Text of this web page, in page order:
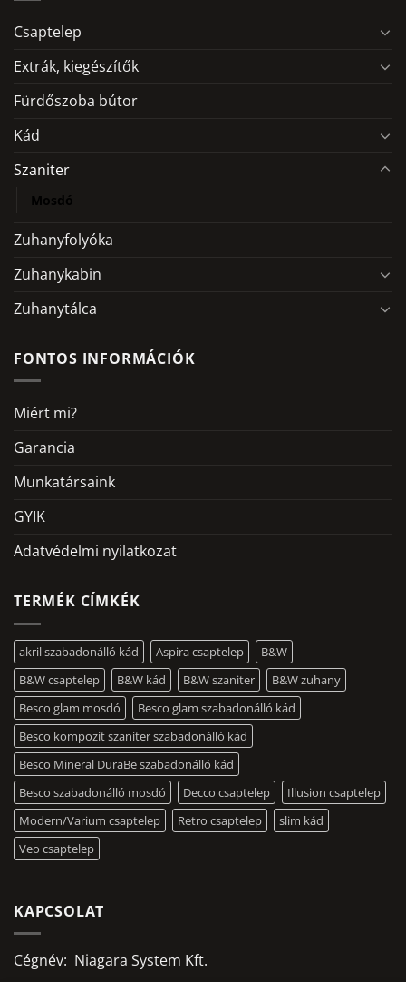
a
választhatók
Csaptelep
Extrák, kiegészítők
Fürdőszoba bútor
Kád
Szaniter
Mosdó
Zuhanyfolyóka
Zuhanykabin
Zuhanytálca
FONTOS INFORMÁCIÓK
Miért mi?
Garancia
Munkatársaink
GYIK
Adatvédelmi nyilatkozat
TERMÉK CÍMKÉK
akril szabadonálló kád Aspira csaptelep
B&W
B&W csaptelep
B&W kád B&W szaniter
B&W zuhany
Besco glam mosdó
Besco glam szabadonálló kád
Besco kompozit szaniter szabadonálló kád
Besco Mineral DuraBe szabadonálló kád
Besco szabadonálló mosdó
Decco csaptelep
Illusion csaptelep
Modern/Varium csaptelep
Retro csaptelep
slim kád
Veo csaptelep
KAPCSOLAT
Cégnév: Niagara System Kft.